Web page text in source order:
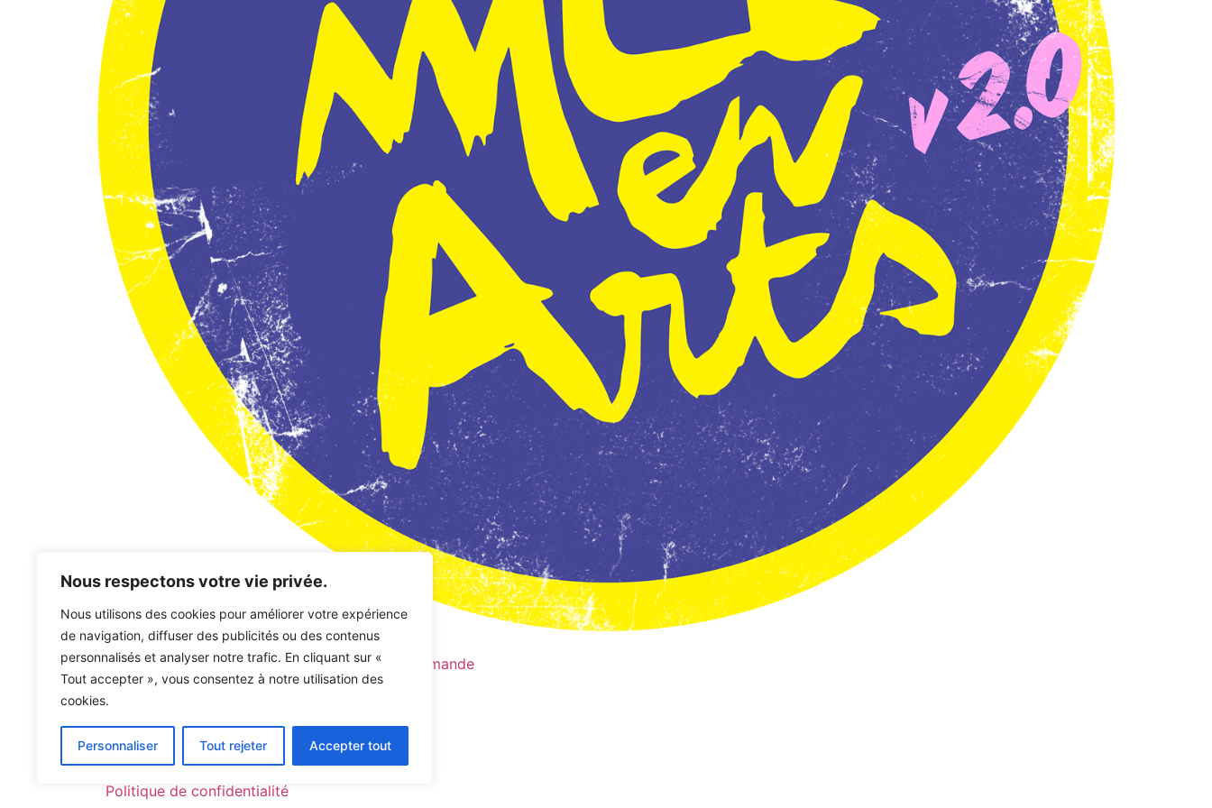
Nous respectons votre vie privée.
Nous utilisons des cookies pour améliorer votre expérience
de navigation, diffuser des publicités ou des contenus
personnalisés et analyser notre trafic. En cliquant sur «
Tout accepter », vous consentez à notre utilisation des
cookies.
Personnaliser Tout rejeter Accepter tout
Mon compte Panier Validation de la commande
Charles PARADIS
Politique de confidentialité